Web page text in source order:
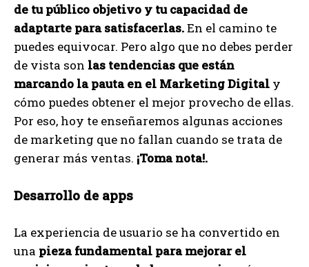
de tu público objetivo y tu capacidad de
adaptarte para satisfacerlas.En el camino te
puedes equivocar. Pero algo que no debes perder
de vista son las tendencias que están
marcando la pauta en el Marketing Digital y
cómo puedes obtener el mejor provecho de ellas.
Por eso, hoy te enseñaremos algunas acciones
de marketing que no fallan cuando se trata de
generar más ventas. ¡Toma nota!.
Desarrollo de apps
La experiencia de usuario se ha convertido en
una pieza fundamental para mejorar el